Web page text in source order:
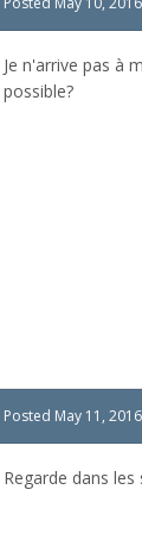
Je n'arrive pas à
possible?
Posted May 11, 2016
Regarde dans